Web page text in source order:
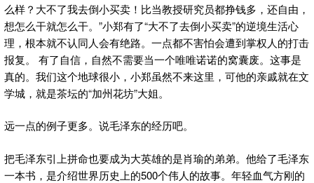
么样？大不了我去倒小买卖！比当教授研究员都挣钱多，还自由，
想怎么干就怎么干。”小郑有了“大不了去倒小买卖”的逆境生活心
理，根本就不认同人会有绝路。一点都不害怕会遭到掌权人的打击
报复。 有了自信，自然不需要当一个唯唯诺诺的窝囊废。这事是
真的。我们这个地球很小，小郑虽然不来这里，可他的亲戚就在文
学城，就是茶坛的“加州花坊”大姐。
远一点的例子更多。说毛泽东的经历吧。
把毛泽东引上拼命也要成为大英雄的是肖瑜的弟弟。他给了毛泽东
一本书，是介绍世界历史上的500个伟人的故事。年轻血气方刚的